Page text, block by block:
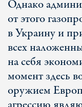
Однако
от этого
в Украину и
всех
на себя
момент здесь
оружием